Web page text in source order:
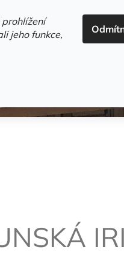
jeho funkce,
HLEDAT